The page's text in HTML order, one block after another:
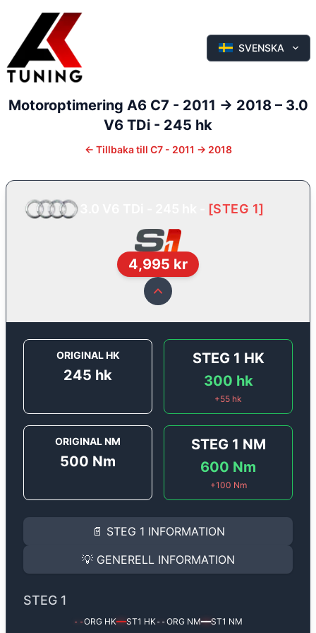
SVENSKA
Motoroptimering A6 C7 - 2011 -> 2018– 3.0
V6 TDi - 245 hk
← Tillbaka till C7 - 2011 -> 2018
[STEG 1]
4,995 kr
ORIGINAL HK
245 hk
STEG 1 HK
300 hk
+55 hk
ORIGINAL NM
500 Nm
STEG 1 NM
600 Nm
+100 Nm
📄 STEG 1 INFORMATION
INFORMATION
Steg 1
Audi A6 3.0 V6 TDi - 245
Effekten ökar från245 hktill300 hkoch
(+55 hk & +100 Nm).
Ger mer effekt, högre vridmoment, lägre
Steg 1 mjukvara justerar vi ett antal
💡 GENERELL INFORMATION
✅ All mjukvara är skräddarsydd för din bil
✅ Felsökning inann samt efter optimering
STEG 1
--ORG HK━━ST1 HK--ORG NM━━ST1 NM